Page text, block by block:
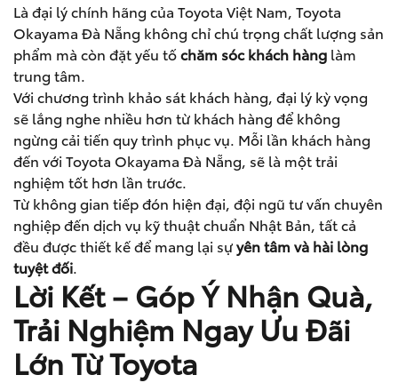
Là đại lý chính hãng của Toyota Việt Nam, Toyota
Okayama Đà Nẵng không chỉ chú trọng chất lượng sản
phẩm mà còn đặt yếu tốchăm sóc khách hàng làm
trung tâm.
Với chương trình khảo sát khách hàng, đại lý kỳ vọng
sẽ lắng nghe nhiều hơn từ khách hàng để không
ngừng cải tiến quy trình phục vụ. Mỗi lần khách hàng
đến với Toyota Okayama Đà Nẵng, sẽ là một trải
nghiệm tốt hơn lần trước.
Từ không gian tiếp đón hiện đại, đội ngũ tư vấn chuyên
nghiệp đến dịch vụ kỹ thuật chuẩn Nhật Bản, tất cả
đều được thiết kế để mang lại sựyên tâm và hài lòng
tuyệt đối.
Lời Kết – Góp Ý Nhận Quà,
Trải Nghiệm Ngay Ưu Đãi
Lớn Từ Toyota